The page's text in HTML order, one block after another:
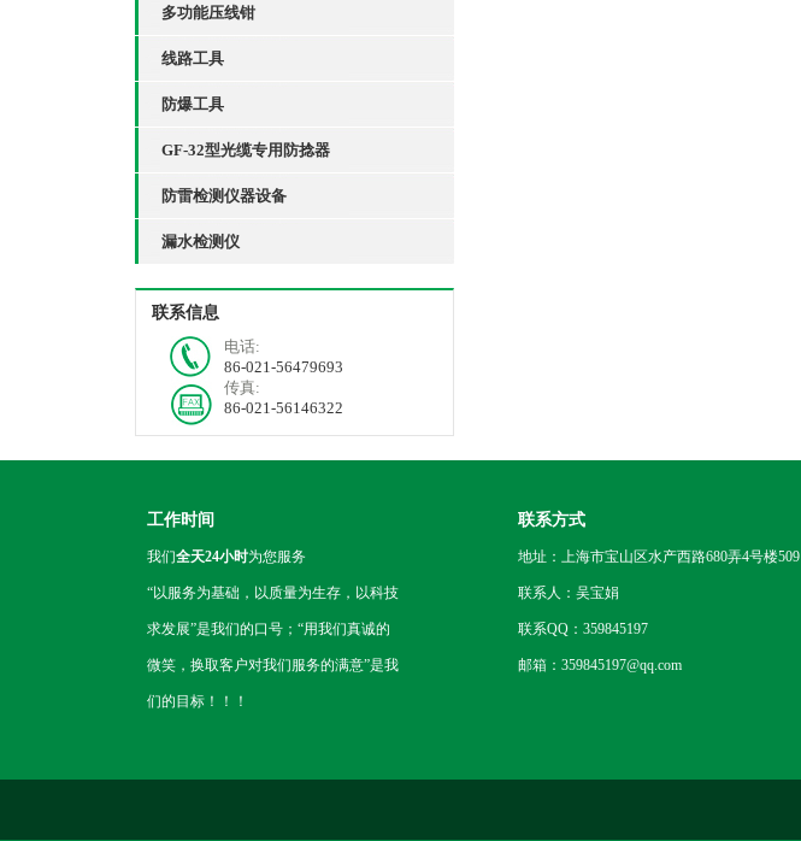
多功能压线钳
线路工具
防爆工具
GF-32型光缆专用防捻器
防雷检测仪器设备
漏水检测仪
联系信息
电话:
86-021-56479693
传真:
86-021-56146322
工作时间
我们全天24小时为您服务
“以服务为基础，以质量为生存，以科技
求发展”是我们的口号；“用我们真诚的
微笑，换取客户对我们服务的满意”是我
们的目标！！！
联系方式
地址：上海市宝山区水产西路680弄4号楼509
联系人：吴宝娟
联系QQ：359845197
邮箱：359845197@qq.com